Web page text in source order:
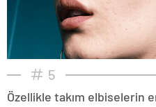
5
Özellikle takım elbiselerin